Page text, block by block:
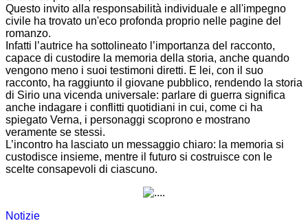
Questo invito alla responsabilità individuale e all'impegno
civile ha trovato un'eco profonda proprio nelle pagine del
romanzo.
Infatti l’autrice ha sottolineato l’importanza del racconto,
capace di custodire la memoria della storia, anche quando
vengono meno i suoi testimoni diretti. E lei, con il suo
racconto, ha raggiunto il giovane pubblico, rendendo la storia
di Sirio una vicenda universale: parlare di guerra significa
anche indagare i conflitti quotidiani in cui, come ci ha
spiegato Verna, i personaggi scoprono e mostrano
veramente se stessi.
L’incontro ha lasciato un messaggio chiaro: la memoria si
custodisce insieme, mentre il futuro si costruisce con le
scelte consapevoli di ciascuno.
Notizie